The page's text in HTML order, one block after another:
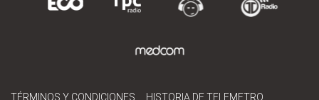
TÉRMINOS Y CONDICIONES
HISTORIA DE TELEMETRO